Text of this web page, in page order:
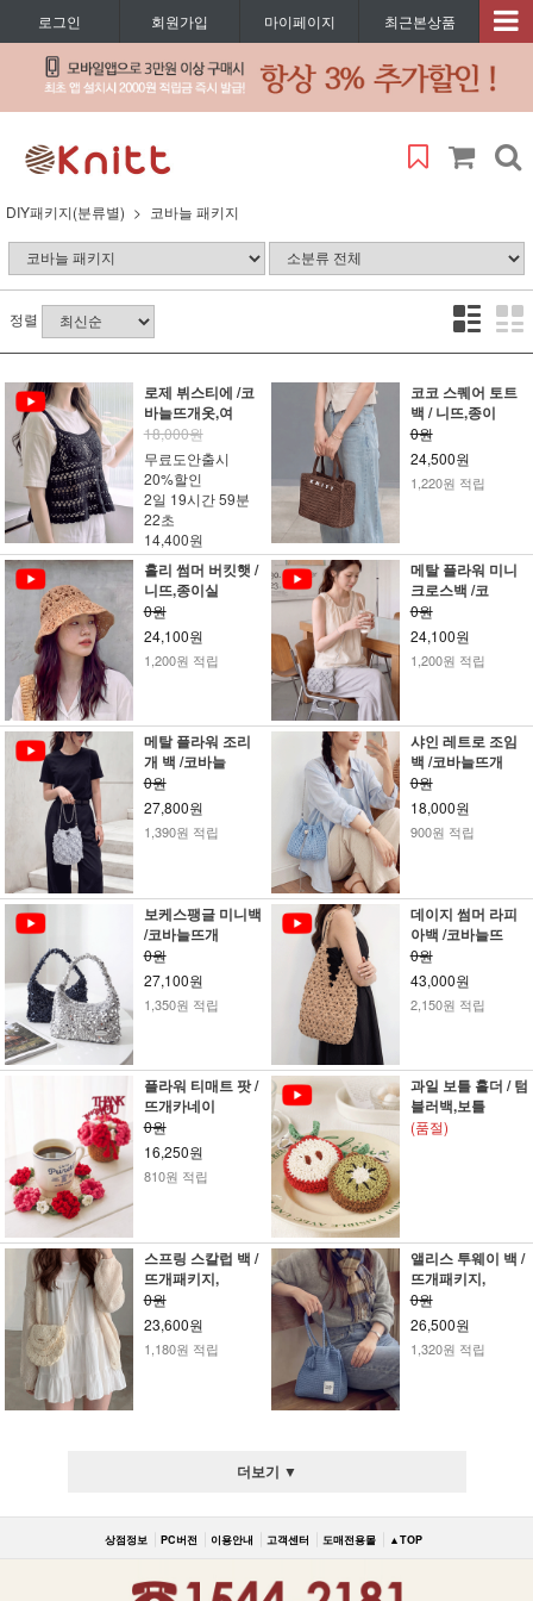
로그인 회원가입 마이페이지 최근본상품
DIY패키지(분류별) 코바늘 패키지
정렬
로제 뷔스티에 /코
바늘뜨개옷,여
18,000원
무료도안출시
20%할인
2일 19시간 59분
22초
14,400원
코코 스퀘어 토트
백 / 니뜨,종이
0원
24,500원
1,220원 적립
홀리 썸머 버킷햇 /
니뜨,종이실
0원
24,100원
1,200원 적립
메탈 플라워 미니
크로스백 /코
0원
24,100원
1,200원 적립
메탈 플라워 조리
개 백 /코바늘
0원
27,800원
1,390원 적립
샤인 레트로 조임
백 /코바늘뜨개
0원
18,000원
900원 적립
보케스팽글 미니백
/코바늘뜨개
0원
27,100원
1,350원 적립
데이지 썸머 라피
아백 /코바늘뜨
0원
43,000원
2,150원 적립
플라워 티매트 팟 /
뜨개카네이
0원
16,250원
810원 적립
과일 보틀 홀더 / 텀
블러백,보틀
(품절)
스프링 스칼럽 백 /
뜨개패키지,
0원
23,600원
1,180원 적립
앨리스 투웨이 백 /
뜨개패키지,
0원
26,500원
1,320원 적립
더보기 ▼
상점정보 PC버전 이용안내 고객센터 도매전용몰 ▲TOP